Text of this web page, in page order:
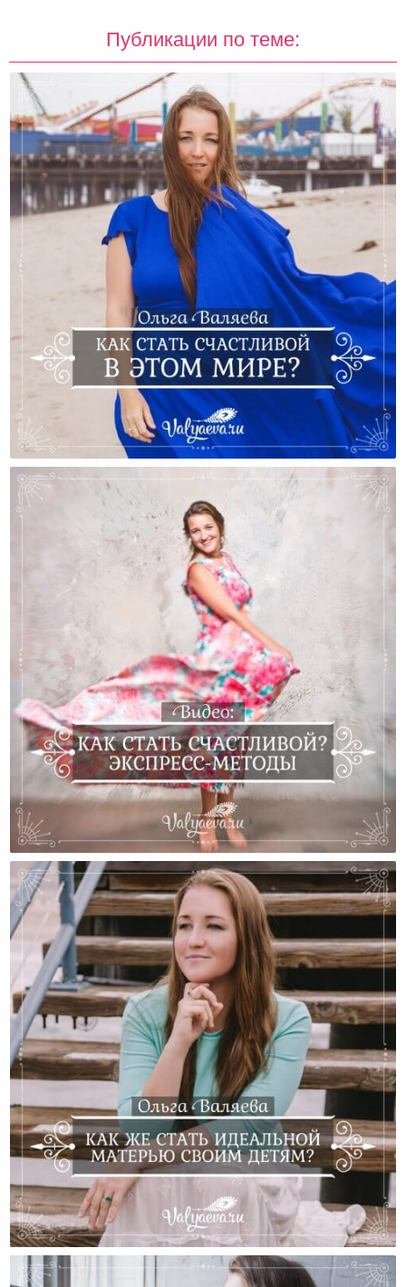
Публикации по теме:
Как Стать Счастливой В Этом Мире?
Как Стать Счастливой? Экспресс-Методы
Как Же Стать Идеальной Матерью Своим Детям?